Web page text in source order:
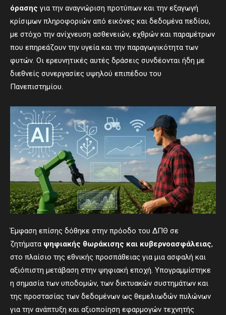
όρασης για την αναγνώριση προτύπων και την εξαγωγή
κρίσιμων πληροφοριών από εικόνες και δεδομένα πεδίου,
με στόχο την ανίχνευση ασθενειών, εχθρών και παραμέτρων
που επηρεάζουν την υγεία και την παραγωγικότητα των
φυτών. Οι ερευνητικές αυτές δράσεις συνδέονται ήδη με
διεθνείς συνεργασίες υψηλού επιπέδου του
Πανεπιστημίου.
Έμφαση επίσης δόθηκε στην πρόοδο του ΔΠΘ σε
ζητήματα ψηφιακής θωράκισης και κυβερνοασφάλειας,
στο πλαίσιο της εθνικής προσπάθειας για μια ασφαλή και
αξιόπιστη μετάβαση στην ψηφιακή εποχή. Υπογραμμίστηκε
η σημασία των υποδομών, των δικτυακών συστημάτων και
της προστασίας των δεδομένων ως θεμελιωδών πυλώνων
για την ανάπτυξη και αξιοποίηση εφαρμογών τεχνητής